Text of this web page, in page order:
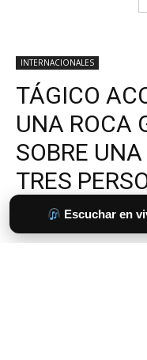
Escuchar en